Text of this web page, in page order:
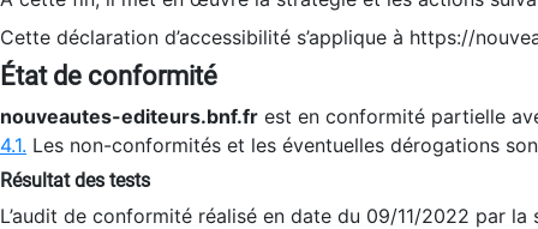
Cette déclaration d’accessibilité s’applique à https://
État de conformité
nouveautes-editeurs.bnf.fr est en conformité partielle
4.1. Les non-conformités et les éventuelles dérogations
Résultat des tests
L’audit de conformité réalisé en date du 09/11/2022 par